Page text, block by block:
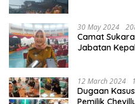
30 May 2024
Camat
Jabatan
12 March 2024
Dugaan
Pemilik